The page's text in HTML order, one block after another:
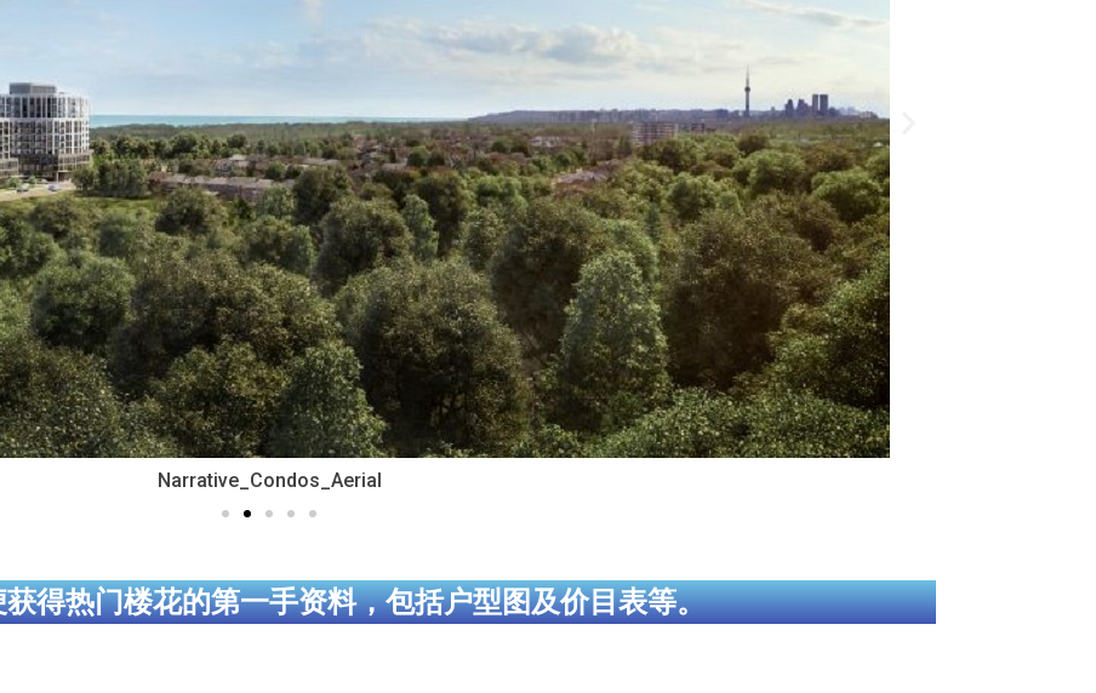
Narrative_Condos_Aerial
得热门楼花的第一手资料，包括户型图及价目表等。